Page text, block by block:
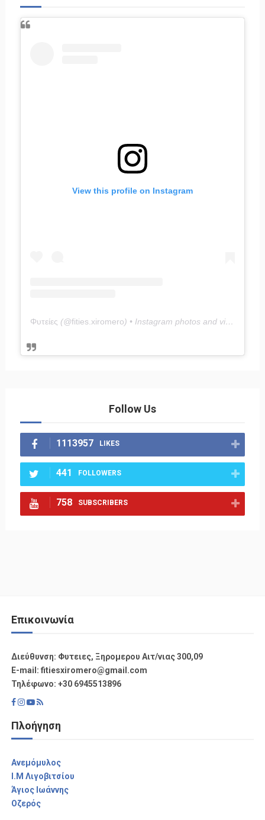
View this profile on Instagram
Φυτείες (@fities.xiromero) • Instagram photos and videos
Follow Us
1113957 LIKES
441 FOLLOWERS
758 SUBSCRIBERS
Επικοινωνία
Διεύθυνση: Φυτειες, Ξηρομερου Αιτ/νιας 300,09
Ε-mail: fitiesxiromero@gmail.com
Τηλέφωνο: +30 6945513896
Πλοήγηση
Aνεμόμυλος
I.M Λιγοβιτσίου
Άγιος Ιωάννης
Οζερός